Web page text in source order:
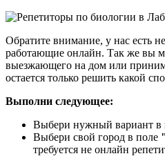
Обратите внимание, у нас есть
работающие онлайн. Так же вы
выезжающего на дом или
остается только решить какой
Выполни следующее:
Выбери нужный вариант в
Выбери свой город в поле
требуется не онлайн